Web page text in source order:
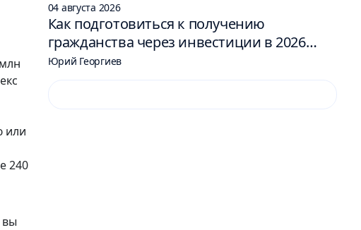
или
240
вы
04 августа 2026
Как подготовиться к получению
гражданства через инвестиции в 2026
году: 6 шагов
Юрий Георгиев